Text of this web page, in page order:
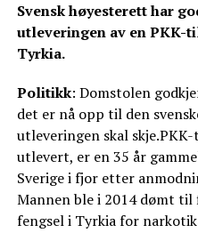
Svensk høyesterett har
utleveringen av en PKK-
Tyrkia.
Politikk: Domstolen
det er nå opp til den
utleveringen skal
utlevert, er en 35 år
Sverige i fjor etter
Mannen ble i 2014 dømt til
fengsel i Tyrkia for